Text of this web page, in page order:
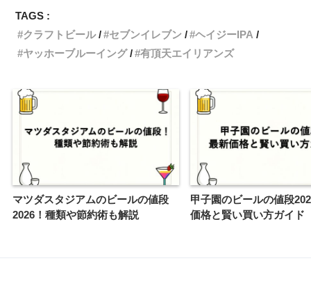
TAGS :
クラフトビール
セブンイレブン
ヘイジーIPA
ヤッホーブルーイング
有頂天エイリアンズ
マツダスタジアムのビールの値段
2026！種類や節約術も解説
甲子園のビールの値段
価格と賢い買い方ガイド